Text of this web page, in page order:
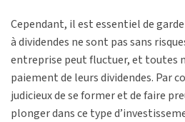
Cependant, il est essentiel de
à dividendes ne sont pas sans
entreprise peut fluctuer, et toutes
paiement de leurs dividendes. Par
judicieux de se former et de faire
plonger dans ce type